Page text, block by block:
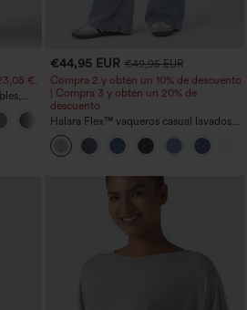
€.
+10
€44,95 EUR €49,95 EUR
Compra 2 y obtén un 10% de descuento
| Compra 3 y obtén un 20% de
descuento
Halara Flex™ vaqueros casual lavados
asimétricos de tiro bajo con bolsillos
con cremallera, corte baggy y pierna
ancha